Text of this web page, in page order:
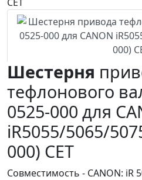
Шестерня
тефлонового
0525-000 для
iR5055/5065/
000) CET
Совместимость - CANON: iR